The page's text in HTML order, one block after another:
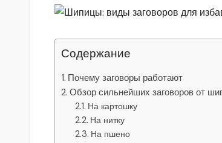
Содержание
Почему заговоры работают
Обзор сильнейших заговоров от
На картошку
На нитку
На пшено